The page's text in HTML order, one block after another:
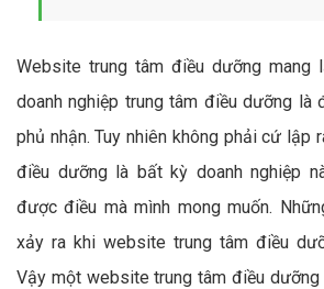
Website trung tâm điều dưỡng mang
doanh nghiệp trung tâm điều dưỡng là
phủ nhận. Tuy nhiên không phải cứ lập
điều dưỡng là bất kỳ doanh nghiệp
được điều mà mình mong muốn.
xảy ra khi website trung tâm điều
Vậy một website trung tâm điều dưỡng